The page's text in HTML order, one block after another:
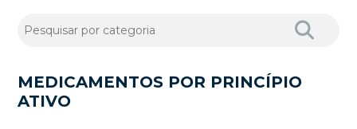
MEDICAMENTOS POR PRINCÍPIO
ATIVO